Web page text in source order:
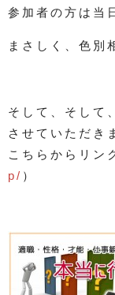
参加者の方は当
まさしく、色別
そして、そして
させていただき
こちらからリン
p/ ）